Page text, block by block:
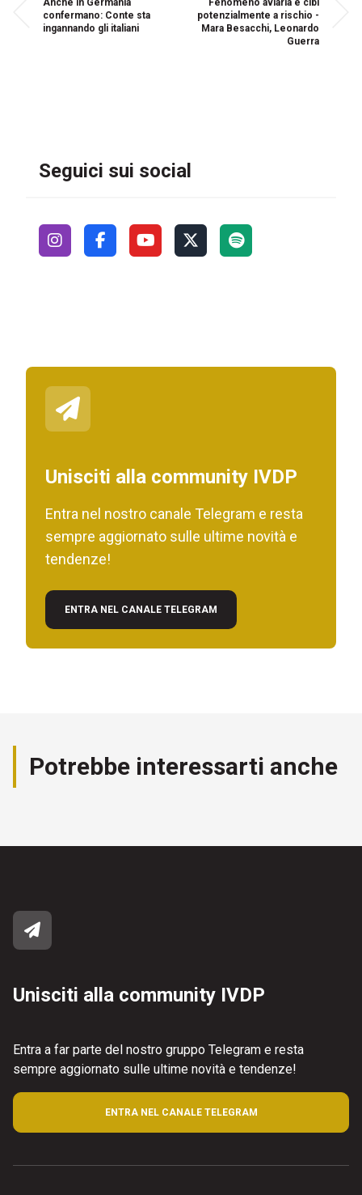
Anche in Germania
confermano: Conte sta
ingannando gli italiani
Fenomeno aviaria e cibi
potenzialmente a rischio -
Mara Besacchi, Leonardo
Guerra
Seguici sui social
Unisciti alla community IVDP
Entra nel nostro canale Telegram e resta
sempre aggiornato sulle ultime novità e
tendenze!
ENTRA NEL CANALE TELEGRAM
Potrebbe interessarti anche
Unisciti alla community IVDP
Entra a far parte del nostro gruppo Telegram e resta
sempre aggiornato sulle ultime novità e tendenze!
ENTRA NEL CANALE TELEGRAM